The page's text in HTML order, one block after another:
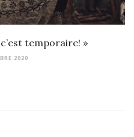
temporaire! »
2020